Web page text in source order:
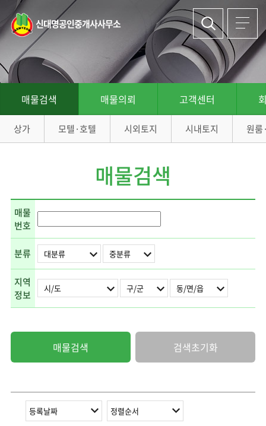
신대명공인중개사사무소
매물검색 매물의뢰 고객센터
상가 모텔·호텔 시외토지 시내토지 원룸
매물검색
매물
번호
분류
지역
정보
매물검색 검색초기화